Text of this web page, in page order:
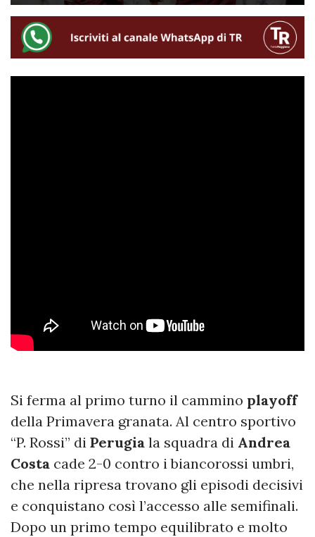
Si ferma al primo turno il cammino playoff
della Primavera granata. Al centro sportivo
“P. Rossi” di Perugia la squadra di Andrea
Costa cade 2-0 contro i biancorossi umbri,
che nella ripresa trovano gli episodi decisivi
e conquistano così l’accesso alle semifinali.
Dopo un primo tempo equilibrato e molto